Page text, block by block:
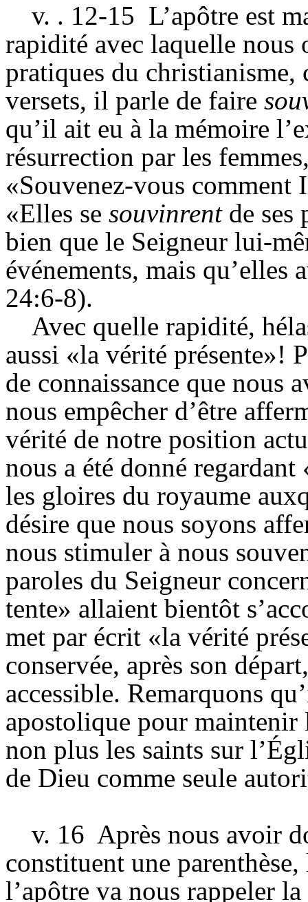
v. . 12-15 L’apôtre est
rapidité avec laquelle nous
pratiques du christianisme,
versets, il parle de faire
qu’il ait eu à la mémoire
résurrection par les
«Souvenez-vous
«Elles se souvinrent de ses
bien que le Seigneur lui-
événements, mais qu’elles
24:6-8).
Avec quelle rapidité,
aussi «la vérité présente»!
de connaissance que nous
nous empêcher d’être
vérité de notre position
nous a été donné
les gloires du royaume
désire que nous soyons
nous stimuler à nous
paroles du Seigneur
tente» allaient bientôt
met par écrit «la vérité
conservée, après son
accessible. Remarquons
apostolique pour maintenir
non plus les saints sur
de Dieu comme seule
v. 16 Après nous avoir
constituent une
l’apôtre va nous rappeler